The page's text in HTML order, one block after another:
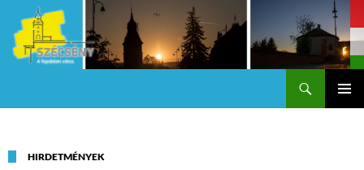
HIRDETMÉNYEK